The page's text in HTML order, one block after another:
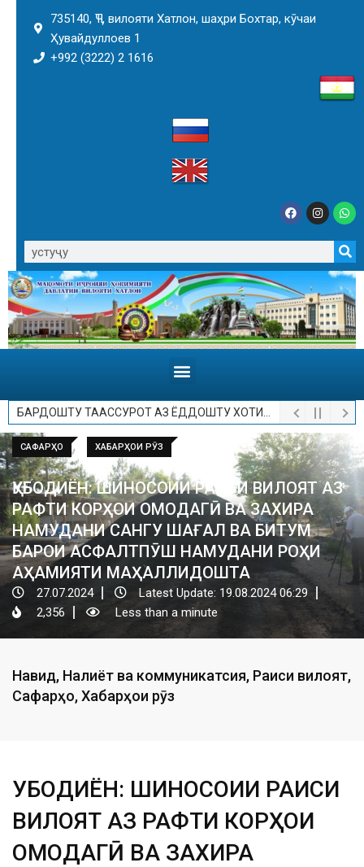
735140, ҶТ, вилояти Хатлон, шаҳри Бохтар, кӯчаи
Ҳувайдуллоев 1
+992 (3222) 2 1616
БАРДОШТУ ТААССУРОТ АЗ ЁДДОШТУ ХОТИРОТ.
НАВИД НАҚЛИЁТ ВА КОММУНИКАТСИЯ РАИСИ ВИЛОЯТ
САФАРҲО ХАБАРҲОИ РӮЗ
ҚУБОДИЁН: ШИНОСОИИ РАИСИ ВИЛОЯТ АЗ
РАФТИ КОРҲОИ ОМОДАГӢ ВА ЗАХИРА
НАМУДАНИ САНГУ ШАҒАЛ ВА БИТУМ
БАРОИ АСФАЛТПӮШ НАМУДАНИ РОҲИ
АҲАМИЯТИ МАҲАЛЛИДОШТА
27.07.2024
Latest Update: 19.08.2024 06:29
2,356
Less than a minute
Навид, Нақлиёт ва коммуникатсия, Раиси вилоят,
Сафарҳо,Хабарҳои рӯз
ҚУБОДИЁН: ШИНОСОИИ РАИСИ
ВИЛОЯТ АЗ РАФТИ КОРҲОИ
ОМОДАГӢ ВА ЗАХИРА